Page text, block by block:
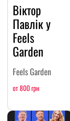
Віктор
Павлік у
Feels
Garden
Feels Garden
от 800 грн